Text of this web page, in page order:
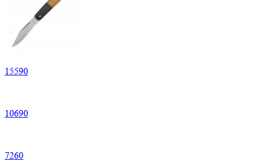
15590
10690
7260